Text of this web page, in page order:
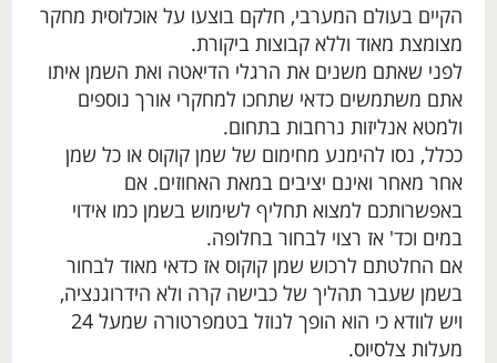
הקיים בעולם המערבי, חלקם בוצעו על אוכלוסית מחקר
מצומצת מאוד וללא קבוצות ביקורת.
לפני שאתם משנים את הרגלי הדיאטה ואת השמן איתו
אתם משתמשים כדאי שתחכו למחקרי אורך נוספים
ולמטא אנליזות נרחבות בתחום.
ככלל, נסו להימנע מחימום של שמן קוקוס או כל שמן
אחר מאחר ואינם יציבים במאת האחוזים. אם
באפשרותכם למצוא תחליף לשימוש בשמן כמו אידוי
במים וכד' אז רצוי לבחור בחלופה.
אם החלטתם לרכוש שמן קוקוס אז כדאי מאוד לבחור
בשמן שעבר תהליך של כבישה קרה ולא הידרוגנציה,
ויש לוודא כי הוא הופך לנוזל בטמפרטורה שמעל 24
מעלות צלסיוס.